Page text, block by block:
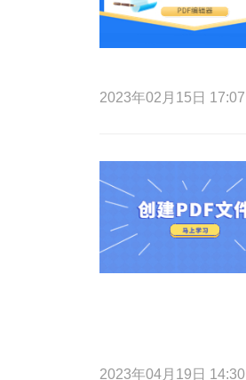
2023年02月15日 17:07
2023年04月19日 14:30